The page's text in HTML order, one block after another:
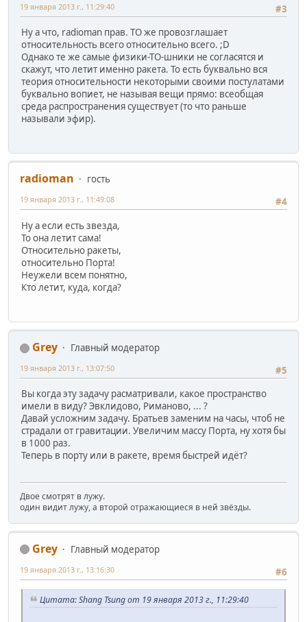
#3
19 января 2013 г., 11:29:40
Ну а что, radioman прав. ТО же провозглашает
относительность всего относительно всего. ;D
Однако те же самые физики-ТО-шники не согласятся и
скажут, что летит именно ракета. То есть буквально вся
теория относительности некоторыми своими постулатами
буквально вопиет, не называя вещи прямо: всеобщая
среда распространения существует (то что раньше
называли эфир).
radioman
гость
#4
19 января 2013 г., 11:49:08
Ну а если есть звезда,
То она летит сама!
Относительно ракеты,
относительно Порта!
Неужели всем понятно,
Кто летит, куда, когда?
Grey
Главный модератор
#5
19 января 2013 г., 13:07:50
Вы когда эту задачу расматривали, какое пространство
имели в виду? Эвклидово, Риманово, ... ?
Давай усложним задачу. Братьев заменим на часы, чтоб не
страдали от гравитации. Увеличим массу Порта, ну хотя бы
в 1000 раз.
Теперь в порту или в ракете, время быстрей идёт?
Двое смотрят в лужу.
один видит лужу, а второй отражающиеся в ней звёзды.
Grey
Главный модератор
#6
19 января 2013 г., 13:16:30
Цитата: Shang Tsung от 19 января 2013 г., 11:29:40